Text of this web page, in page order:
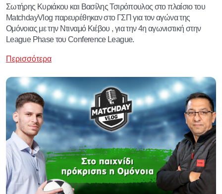
Σωτήρης Κυριάκου και Βασίλης Τσιρόπουλος στο πλαίσιο του
MatchdayVlog παρευρέθηκαν στο ΓΣΠ για τον αγώνα της
Ομόνοιας με την Ντιναμό Κιέβου , για την 4η αγωνιστική στην
League Phase του Conference League.
Περισσότερα